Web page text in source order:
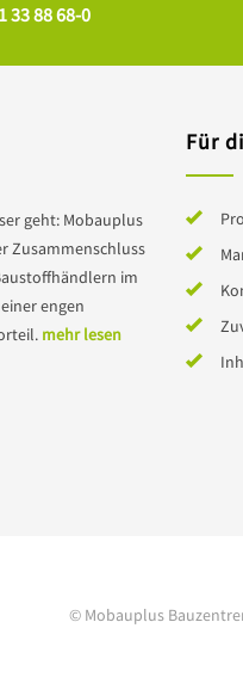
33 88 68-0
geht: Mobauplus
Zusammenschluss
im
engen
mehr lesen
Für
© Mobauplus